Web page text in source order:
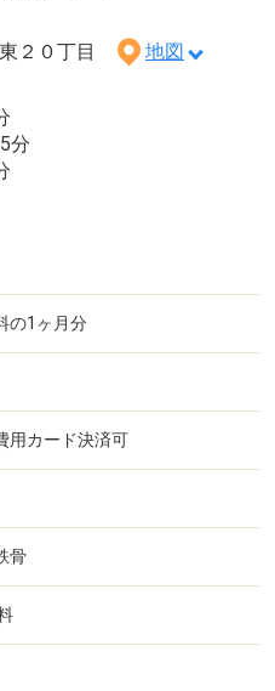
２０丁目 地図
分
の1ヶ月分
用カード決済可
骨